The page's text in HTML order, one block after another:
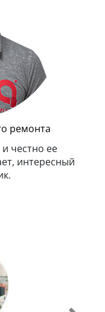
ремонта
честно ее
интересный